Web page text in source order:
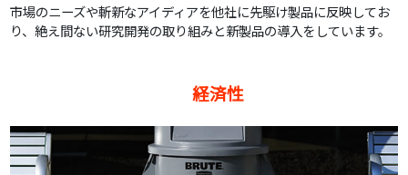
市場のニーズや斬新なアイディアを他社に先駆け製品に反映してお
り、絶え間ない研究開発の取り組みと新製品の導入をしています。
経済性